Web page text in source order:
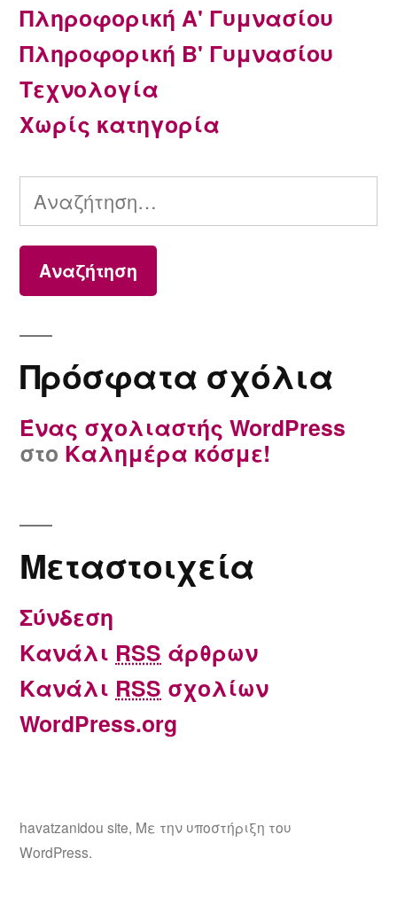
Πληροφορική Α' Γυμνασίου
Πληροφορική Β' Γυμνασίου
Τεχνολογία
Χωρίς κατηγορία
Αναζήτηση
για:
Πρόσφατα σχόλια
Ένας σχολιαστής WordPress
στο Καλημέρα κόσμε!
Μεταστοιχεία
Σύνδεση
Κανάλι RSS άρθρων
Κανάλι RSS σχολίων
WordPress.org
havatzanidou site, Με την υποστήριξη του
WordPress.